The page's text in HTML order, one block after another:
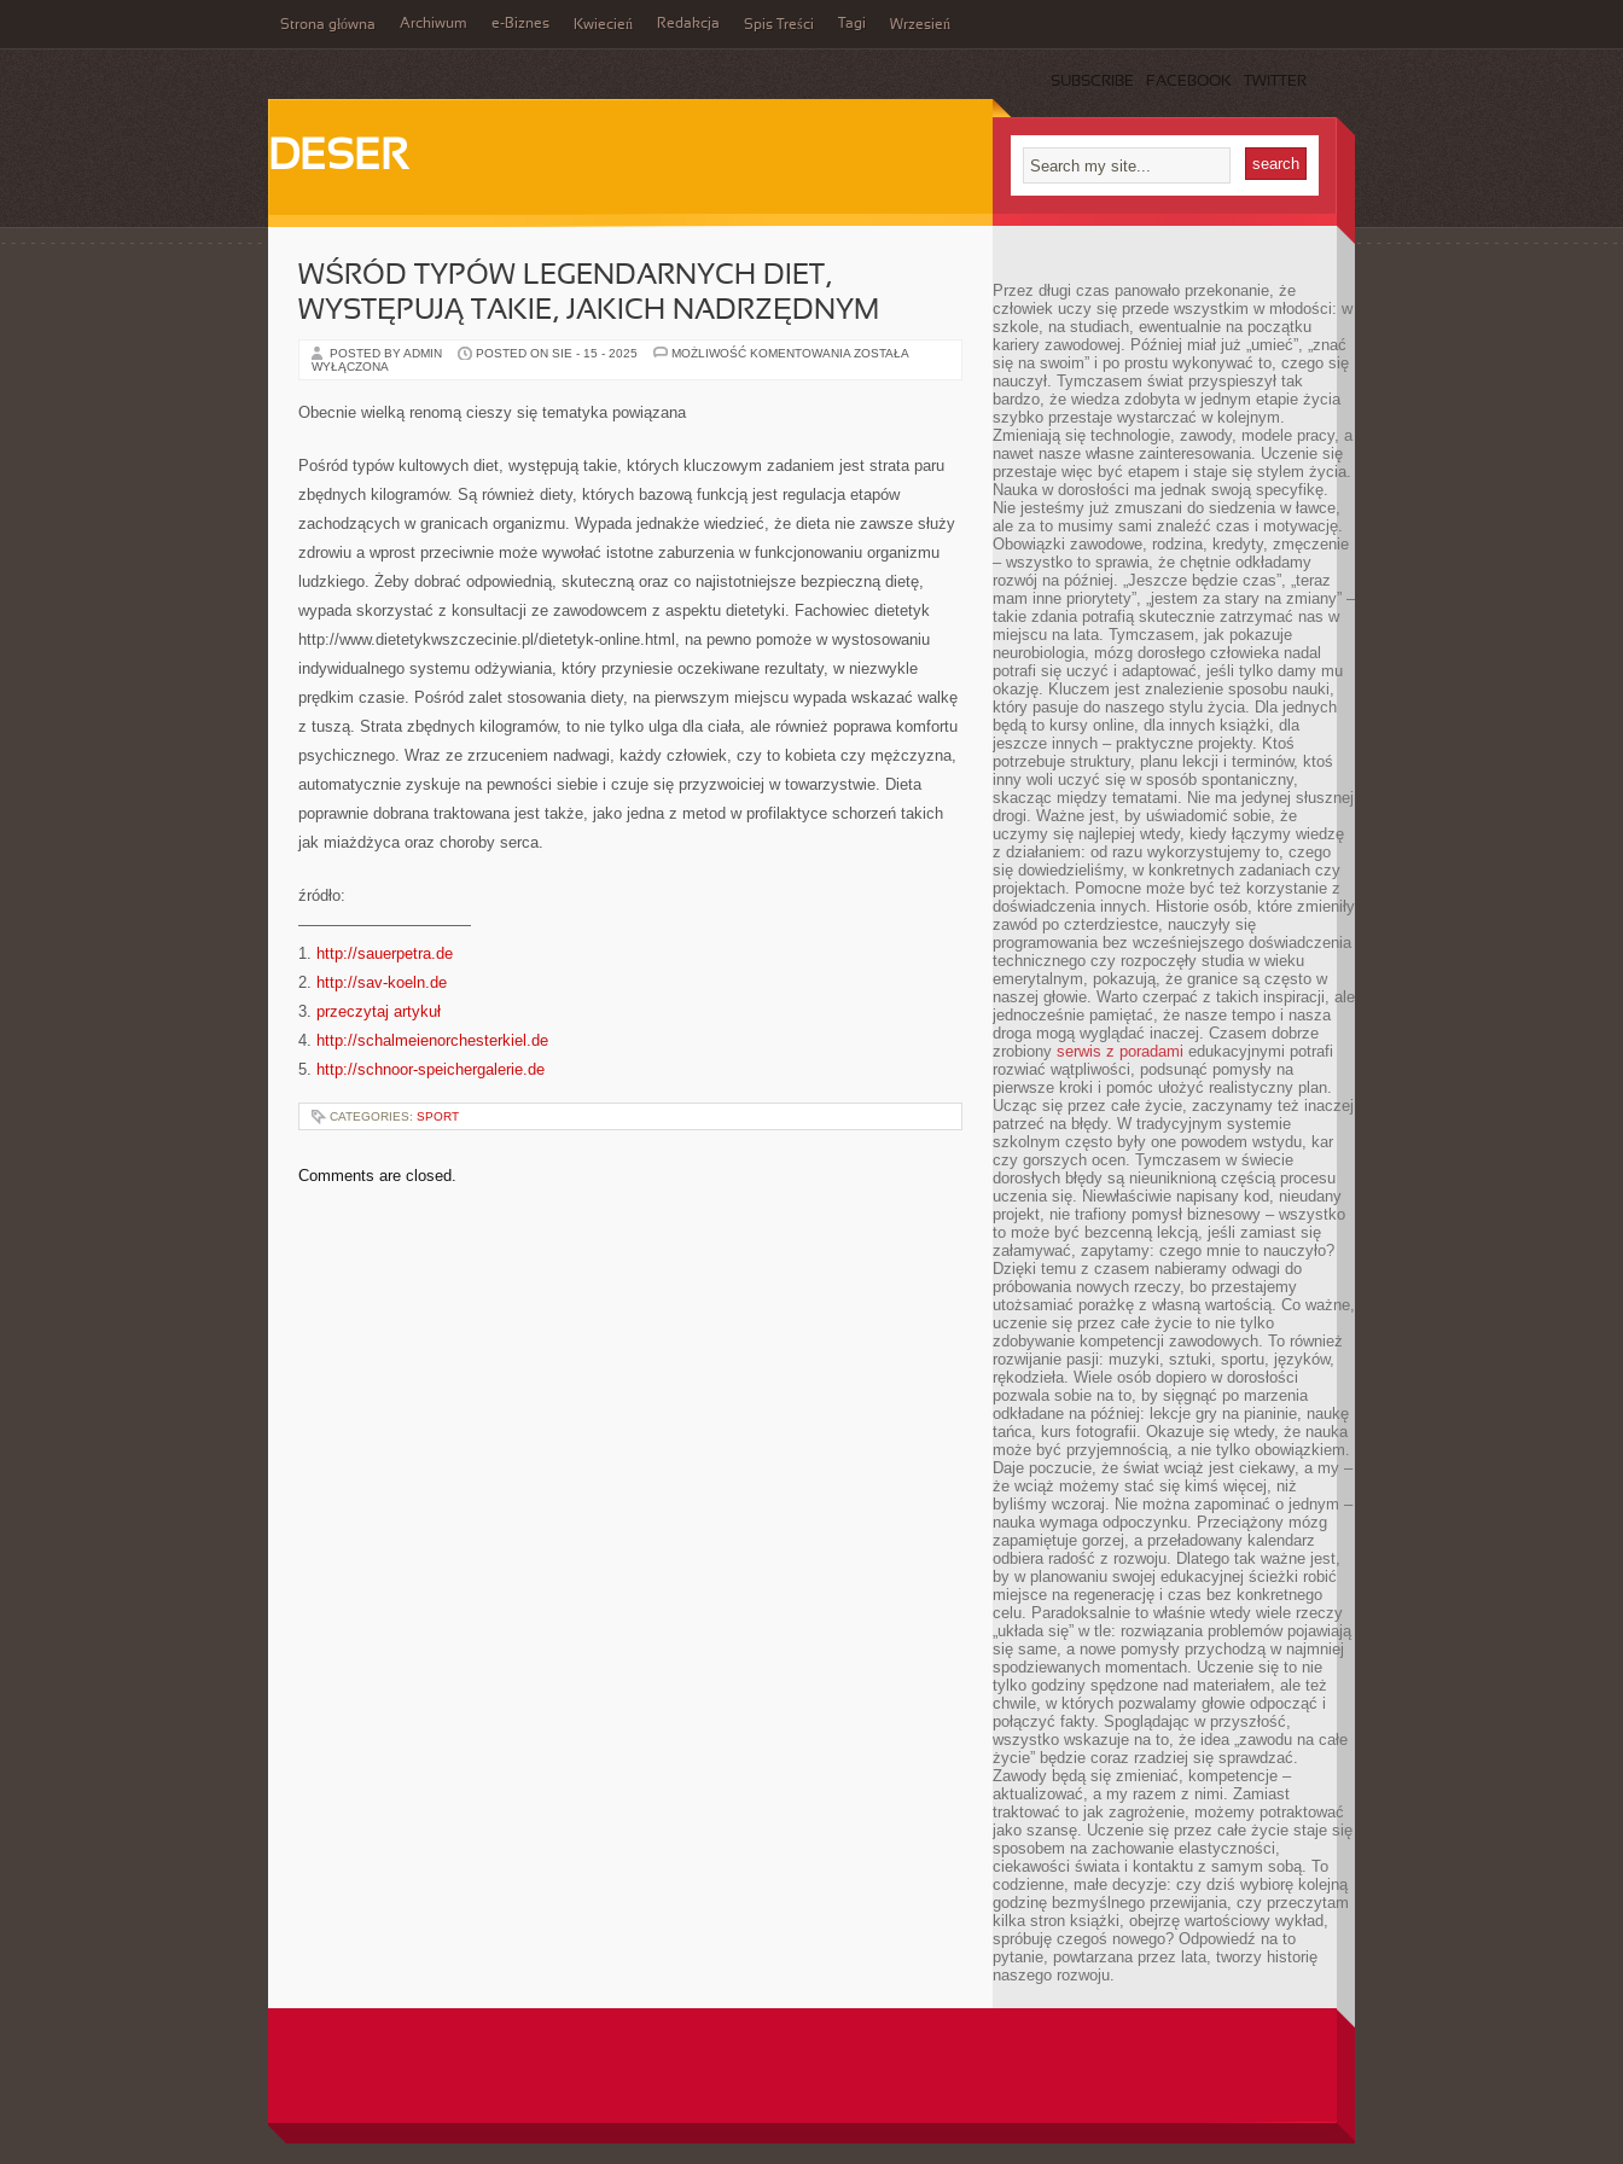
Strona główna Archiwum e-Biznes Kwiecień Redakcja Spis Treści Tagi Wrzesień
SUBSCRIBE FACEBOOK TWITTER
DESER
WŚRÓD TYPÓW LEGENDARNYCH DIET,
WYSTĘPUJĄ TAKIE, JAKICH NADRZĘDNYM
POSTED BY ADMIN POSTED ON SIE - 15 - 2025 MOŻLIWOŚĆ KOMENTOWANIA WŚRÓD
ZOSTAŁA
WYŁĄCZONA
Obecnie wielką renomą cieszy się tematyka powiązana
Pośród typów kultowych diet, występują takie, których kluczowym zadaniem jest strata paru
zbędnych kilogramów. Są również diety, których bazową funkcją jest regulacja etapów
zachodzących w granicach organizmu. Wypada jednakże wiedzieć, że dieta nie zawsze służy
zdrowiu a wprost przeciwnie może wywołać istotne zaburzenia w funkcjonowaniu organizmu
ludzkiego. Żeby dobrać odpowiednią, skuteczną oraz co najistotniejsze bezpieczną dietę,
wypada skorzystać z konsultacji ze zawodowcem z aspektu dietetyki. Fachowiec dietetyk
http://www.dietetykwszczecinie.pl/dietetyk-online.html, na pewno pomoże w wystosowaniu
indywidualnego systemu odżywiania, który przyniesie oczekiwane rezultaty, w niezwykle
prędkim czasie. Pośród zalet stosowania diety, na pierwszym miejscu wypada wskazać walkę
z tuszą. Strata zbędnych kilogramów, to nie tylko ulga dla ciała, ale również poprawa komfortu
psychicznego. Wraz ze zrzuceniem nadwagi, każdy człowiek, czy to kobieta czy mężczyzna,
automatycznie zyskuje na pewności siebie i czuje się przyzwoiciej w towarzystwie. Dieta
poprawnie dobrana traktowana jest także, jako jedna z metod w profilaktyce schorzeń takich
jak miażdżyca oraz choroby serca.
źródło:
———————————
1. http://sauerpetra.de
2. http://sav-koeln.de
3. przeczytaj artykuł
4. http://schalmeienorchesterkiel.de
5. http://schnoor-speichergalerie.de
CATEGORIES: SPORT
Comments are closed.
Przez długi czas panowało przekonanie, że
człowiek uczy się przede wszystkim w młodości: w
szkole, na studiach, ewentualnie na początku
kariery zawodowej. Później miał już „umieć”, „znać
się na swoim” i po prostu wykonywać to, czego się
nauczył. Tymczasem świat przyspieszył tak
bardzo, że wiedza zdobyta w jednym etapie życia
szybko przestaje wystarczać w kolejnym.
Zmieniają się technologie, zawody, modele pracy, a
nawet nasze własne zainteresowania. Uczenie się
przestaje więc być etapem i staje się stylem życia.
Nauka w dorosłości ma jednak swoją specyfikę.
Nie jesteśmy już zmuszani do siedzenia w ławce,
ale za to musimy sami znaleźć czas i motywację.
Obowiązki zawodowe, rodzina, kredyty, zmęczenie
– wszystko to sprawia, że chętnie odkładamy
rozwój na później. „Jeszcze będzie czas”, „teraz
mam inne priorytety”, „jestem za stary na zmiany” –
takie zdania potrafią skutecznie zatrzymać nas w
miejscu na lata. Tymczasem, jak pokazuje
neurobiologia, mózg dorosłego człowieka nadal
potrafi się uczyć i adaptować, jeśli tylko damy mu
okazję. Kluczem jest znalezienie sposobu nauki,
który pasuje do naszego stylu życia. Dla jednych
będą to kursy online, dla innych książki, dla
jeszcze innych – praktyczne projekty. Ktoś
potrzebuje struktury, planu lekcji i terminów, ktoś
inny woli uczyć się w sposób spontaniczny,
skacząc między tematami. Nie ma jedynej słusznej
drogi. Ważne jest, by uświadomić sobie, że
uczymy się najlepiej wtedy, kiedy łączymy wiedzę
z działaniem: od razu wykorzystujemy to, czego
się dowiedzieliśmy, w konkretnych zadaniach czy
projektach. Pomocne może być też korzystanie z
doświadczenia innych. Historie osób, które zmieniły
zawód po czterdziestce, nauczyły się
programowania bez wcześniejszego doświadczenia
technicznego czy rozpoczęły studia w wieku
emerytalnym, pokazują, że granice są często w
naszej głowie. Warto czerpać z takich inspiracji, ale
jednocześnie pamiętać, że nasze tempo i nasza
droga mogą wyglądać inaczej. Czasem dobrze
zrobiony serwis z poradami edukacyjnymi potrafi
rozwiać wątpliwości, podsunąć pomysły na
pierwsze kroki i pomóc ułożyć realistyczny plan.
Ucząc się przez całe życie, zaczynamy też inaczej
patrzeć na błędy. W tradycyjnym systemie
szkolnym często były one powodem wstydu, kar
czy gorszych ocen. Tymczasem w świecie
dorosłych błędy są nieuniknioną częścią procesu
uczenia się. Niewłaściwie napisany kod, nieudany
projekt, nie trafiony pomysł biznesowy – wszystko
to może być bezcenną lekcją, jeśli zamiast się
załamywać, zapytamy: czego mnie to nauczyło?
Dzięki temu z czasem nabieramy odwagi do
próbowania nowych rzeczy, bo przestajemy
utożsamiać porażkę z własną wartością. Co ważne,
uczenie się przez całe życie to nie tylko
zdobywanie kompetencji zawodowych. To również
rozwijanie pasji: muzyki, sztuki, sportu, języków,
rękodzieła. Wiele osób dopiero w dorosłości
pozwala sobie na to, by sięgnąć po marzenia
odkładane na później: lekcje gry na pianinie, naukę
tańca, kurs fotografii. Okazuje się wtedy, że nauka
może być przyjemnością, a nie tylko obowiązkiem.
Daje poczucie, że świat wciąż jest ciekawy, a my –
że wciąż możemy stać się kimś więcej, niż
byliśmy wczoraj. Nie można zapominać o jednym –
nauka wymaga odpoczynku. Przeciążony mózg
zapamiętuje gorzej, a przeładowany kalendarz
odbiera radość z rozwoju. Dlatego tak ważne jest,
by w planowaniu swojej edukacyjnej ścieżki robić
miejsce na regenerację i czas bez konkretnego
celu. Paradoksalnie to właśnie wtedy wiele rzeczy
„układa się” w tle: rozwiązania problemów pojawiają
się same, a nowe pomysły przychodzą w najmniej
spodziewanych momentach. Uczenie się to nie
tylko godziny spędzone nad materiałem, ale też
chwile, w których pozwalamy głowie odpocząć i
połączyć fakty. Spoglądając w przyszłość,
wszystko wskazuje na to, że idea „zawodu na całe
życie” będzie coraz rzadziej się sprawdzać.
Zawody będą się zmieniać, kompetencje –
aktualizować, a my razem z nimi. Zamiast
traktować to jak zagrożenie, możemy potraktować
jako szansę. Uczenie się przez całe życie staje się
sposobem na zachowanie elastyczności,
ciekawości świata i kontaktu z samym sobą. To
codzienne, małe decyzje: czy dziś wybiorę kolejną
godzinę bezmyślnego przewijania, czy przeczytam
kilka stron książki, obejrzę wartościowy wykład,
spróbuję czegoś nowego? Odpowiedź na to
pytanie, powtarzana przez lata, tworzy historię
naszego rozwoju.